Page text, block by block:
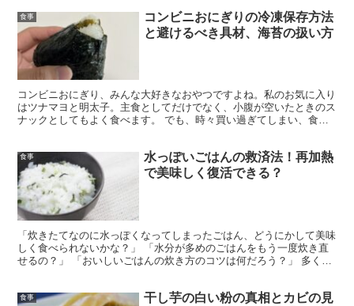
食事
コンビニおにぎりの冷凍保存方法
と避けるべき具材、海苔の扱い方
コンビニおにぎり、みんな大好きなおやつですよね。私のお気に入り
はツナマヨと明太子。主食としてだけでなく、小腹が空いたときのス
ナックとしてもよく食べます。 でも、時々買い過ぎてしまい、食べ
食事
水っぽいごはんの救済法！再加熱
で美味しく復活できる？
「炊きたてなのに水っぽくなってしまったごはん、どうにかして美味
しく食べられないかな？」 「水分が多めのごはんをもう一度炊き直
せるの？」 「おいしいごはんの炊き方のコツは何だろう？」 多くの
食事
干し芋の白い粉の真相とカビの見